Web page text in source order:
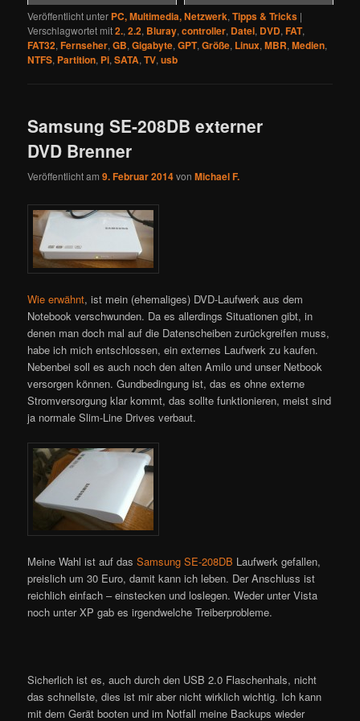
Veröffentlicht unter PC, Multimedia, Netzwerk,Tipps & Tricks |
Verschlagwortet mit2.,2.2, Bluray,controller, Datei, DVD,FAT,
FAT32,Fernseher,GB,Gigabyte,GPT,Größe, Linux,MBR,Medien,
NTFS, Partition, Pi,SATA,TV,usb
Samsung SE-208DB externer
DVD Brenner
Veröffentlicht am9. Februar 2014vonMichael F.
Wie erwähnt, ist mein (ehemaliges) DVD-Laufwerk aus dem
Notebook verschwunden. Da es allerdings Situationen gibt, in
denen man doch mal auf die Datenscheiben zurückgreifen muss,
habe ich mich entschlossen, ein externes Laufwerk zu kaufen.
Nebenbei soll es auch noch den alten Amilo und unser Netbook
versorgen können. Gundbedingung ist, das es ohne externe
Stromversorgung klar kommt, das sollte funktionieren, meist sind
ja normale Slim-Line Drives verbaut.
Meine Wahl ist auf dasSamsung SE-208DB Laufwerk gefallen,
preislich um 30 Euro, damit kann ich leben. Der Anschluss ist
reichlich einfach – einstecken und loslegen. Weder unter Vista
noch unter XP gab es irgendwelche Treiberprobleme.
Sicherlich ist es, auch durch den USB 2.0 Flaschenhals, nicht
das schnellste, dies ist mir aber nicht wirklich wichtig. Ich kann
mit dem Gerät booten und im Notfall meine Backups wieder